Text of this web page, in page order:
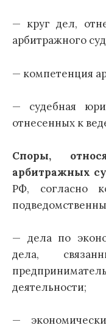
— круг дел,
арбитражного
— компетенция
— судебная
отнесенных к
Споры,
арбитражных
РФ, согласно
подведомственны
— дела по
дела,
деятельности;
—